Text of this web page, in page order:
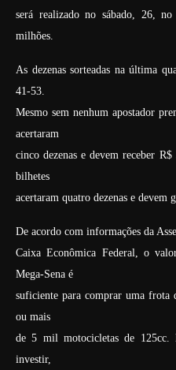
será realizado no sábado, 26,
milhões.
As dezenas sorteadas na última
41-53.
Mesmo sem nenhum apostador
acertaram
cinco dezenas e devem receber
bilhetes
acertaram quatro dezenas e devem
De acordo com informações da
Caixa Econômica Federal, o
Mega-Sena é
suficiente para comprar uma frota
ou mais
de 5 mil motocicletas de 125cc.
investir,